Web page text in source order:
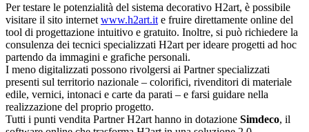
Per testare le potenzialità del sistema decorativo H2art, è possibile
visitare il sito internet www.h2art.it e fruire direttamente online del
tool di progettazione intuitivo e gratuito. Inoltre, si può richiedere la
consulenza dei tecnici specializzati H2art per ideare progetti ad hoc
partendo da immagini e grafiche personali.
I meno digitalizzati possono rivolgersi ai Partner specializzati
presenti sul territorio nazionale – colorifici, rivenditori di materiale
edile, vernici, intonaci e carte da parati – e farsi guidare nella
realizzazione del proprio progetto.
Tutti i punti vendita Partner H2art hanno in dotazione Simdeco, il